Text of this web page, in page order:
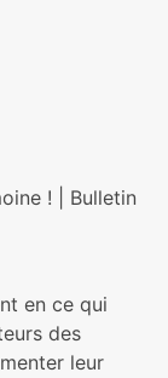
! | Bulletin
en ce qui
des
leur